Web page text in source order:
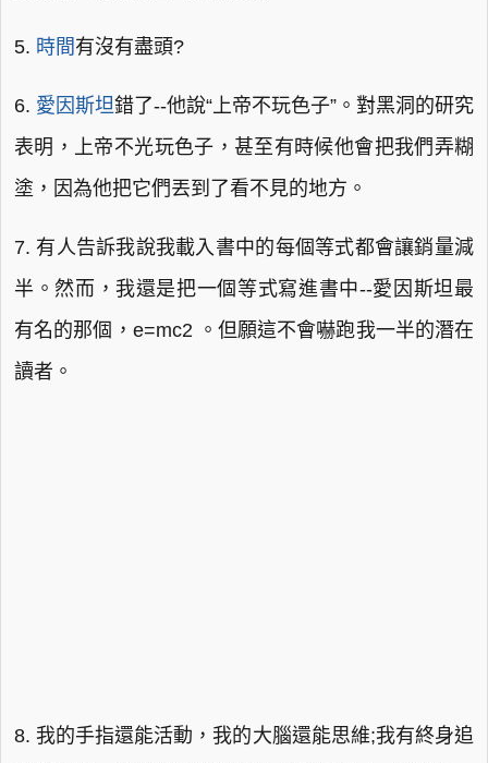
5. 時間有沒有盡頭?
6. 愛因斯坦錯了--他說“上帝不玩色子”。對黑洞的研究
表明，上帝不光玩色子，甚至有時候他會把我們弄糊
塗，因為他把它們丟到了看不見的地方。
7. 有人告訴我說我載入書中的每個等式都會讓銷量減
半。然而，我還是把一個等式寫進書中--愛因斯坦最
有名的那個，e=mc2 。但願這不會嚇跑我一半的潛在
讀者。
8. 我的手指還能活動，我的大腦還能思維;我有終身追